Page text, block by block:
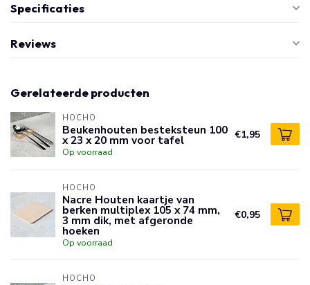
Specificaties
Reviews
Gerelateerde producten
HOCHO
Beukenhouten besteksteun 100
x 23 x 20 mm voor tafel
Op voorraad
€1,95
HOCHO
Nacre Houten kaartje van
berken multiplex 105 x 74 mm,
3 mm dik, met afgeronde
hoeken
Op voorraad
€0,95
HOCHO